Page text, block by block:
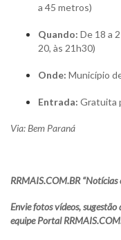
a 45 metros)
Quando: De 18 a
20, às 21h30)
Onde: Município
Entrada: Gratuita
Via: Bem Paraná
RRMAIS.COM.BR
Envie fotos vídeos,
equipe Portal